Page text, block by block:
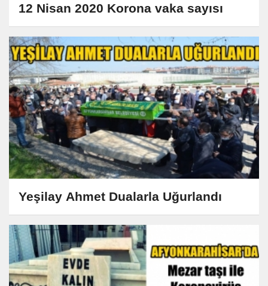
12 Nisan 2020 Korona vaka sayısı
Yeşilay Ahmet Dualarla Uğurlandı